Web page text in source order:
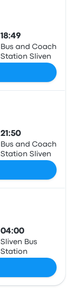
18:49
Bus and Coach
Station Sliven
21:50
Bus and Coach
Station Sliven
04:00
Sliven Bus
Station